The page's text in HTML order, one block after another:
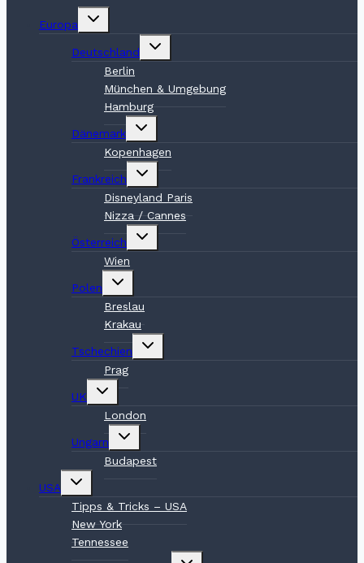
Europa
Untermenü
Deutschland
Untermenü
Berlin
München & Umgebung
Hamburg
Dänemark
Untermenü
Kopenhagen
Frankreich
Untermenü
Disneyland Paris
Nizza / Cannes
Österreich
Untermenü
Wien
Polen
Untermenü
Breslau
Krakau
Tschechien
Untermenü
Prag
UK
Untermenü
London
Ungarn
Untermenü
Budapest
USA
Untermenü
Tipps & Tricks – USA
New York
Tennessee
Untermenü